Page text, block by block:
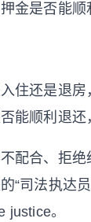
金是否能
住还是退
能顺利退
配合、拒
“司法执达
justice。